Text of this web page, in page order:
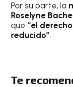
Por su parte, la
Roselyne
que “el
reducido”.
Te